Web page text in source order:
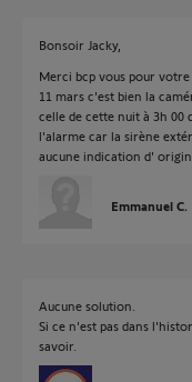
Bonsoir Jacky,
Merci bcp vous pour
11 mars c'est bien la
celle de cette nuit à 3h 00
l'alarme car la sirène
aucune indication d'
Emmanuel C.
Aucune solution.
Si ce n'est pas dans
savoir.